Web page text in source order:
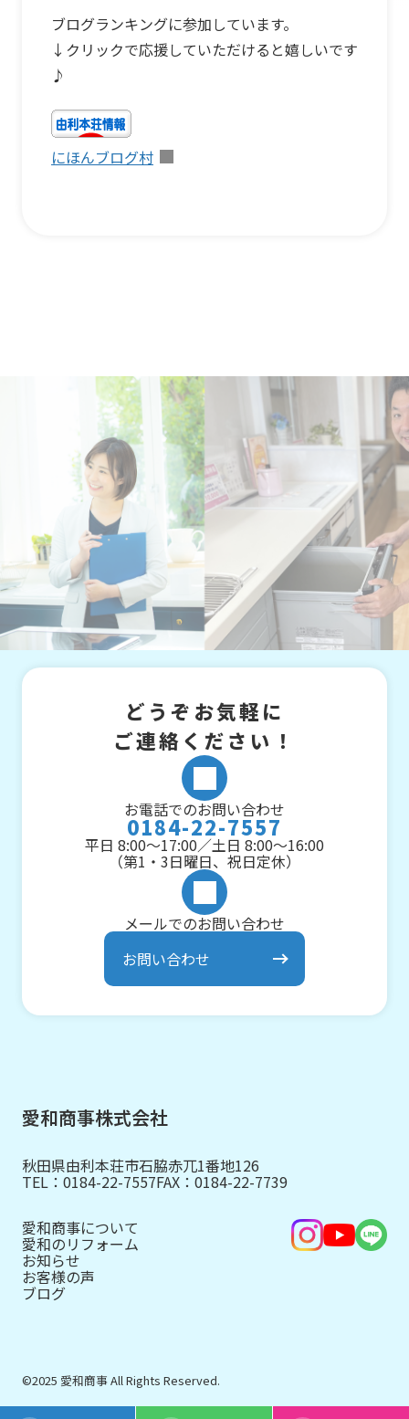
ブログランキングに参加しています。
↓クリックで応援していただけると嬉しいです
♪
にほんブログ村
どうぞお気軽に
ご連絡ください！
お電話でのお問い合わせ
0184-22-7557
平日 8:00～17:00／土日 8:00～16:00
（第1・3日曜日、祝日定休）
メールでのお問い合わせ
お問い合わせ
愛和商事株式会社
秋田県由利本荘市石脇赤兀1番地126
TEL： 0184-22-7557FAX：0184-22-7739
愛和商事について
愛和のリフォーム
お知らせ
お客様の声
ブログ
©2025 愛和商事 All Rights Reserved.